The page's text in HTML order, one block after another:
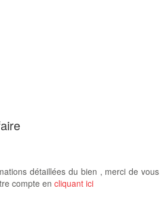
détaillées du bien , merci de vous
compte en cliquant ici